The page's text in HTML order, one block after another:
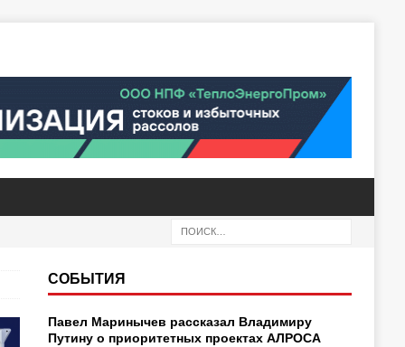
СОБЫТИЯ
Павел Маринычев рассказал Владимиру
Путину о приоритетных проектах АЛРОСА